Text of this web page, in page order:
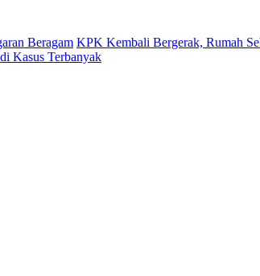
Beragam KPK Kembali Bergerak, Rumah
Kasus Terbanyak